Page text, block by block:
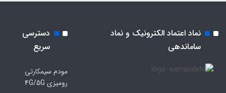
نماد اعتماد الکترونیک و نماد
ساماندهی
دسترسی
سریع
مودم سیمکارتی
رومیزی 4G/5G